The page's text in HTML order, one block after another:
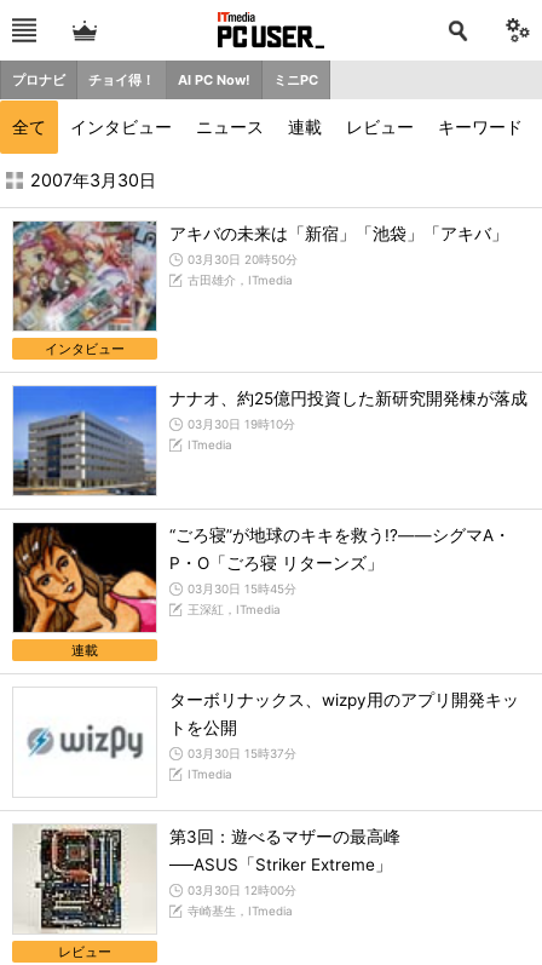
プロナビ チョイ得！ AI PC Now! ミニPC
全て インタビュー ニュース 連載 レビュー キーワード
2007年3月の記事一覧 - ITmedia PC USER
2007年3月30日
インタビュー
アキバの未来は「新宿」「池袋」「アキバ」
03月30日 20時50分
古田雄介，ITmedia
ナナオ、約25億円投資した新研究開発棟が落成
03月30日 19時10分
ITmedia
連載
“ごろ寝”が地球のキキを救う!?――シグマA・
P・O「ごろ寝 リターンズ」
03月30日 15時45分
王深紅，ITmedia
ターボリナックス、wizpy用のアプリ開発キッ
トを公開
03月30日 15時37分
ITmedia
レビュー
第3回：遊べるマザーの最高峰
──ASUS「Striker Extreme」
03月30日 12時00分
寺崎基生，ITmedia